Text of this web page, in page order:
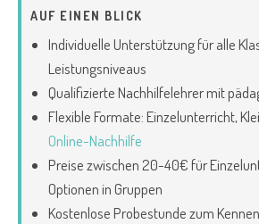
AUF EINEN BLICK
Individuelle Unterstützung für alle
Leistungsniveaus
Qualifizierte Nachhilfelehrer mit
Flexible Formate: Einzelunterricht,
Online-Nachhilfe
Preise zwischen 20-40€ für
Optionen in Gruppen
Kostenlose Probestunde zum